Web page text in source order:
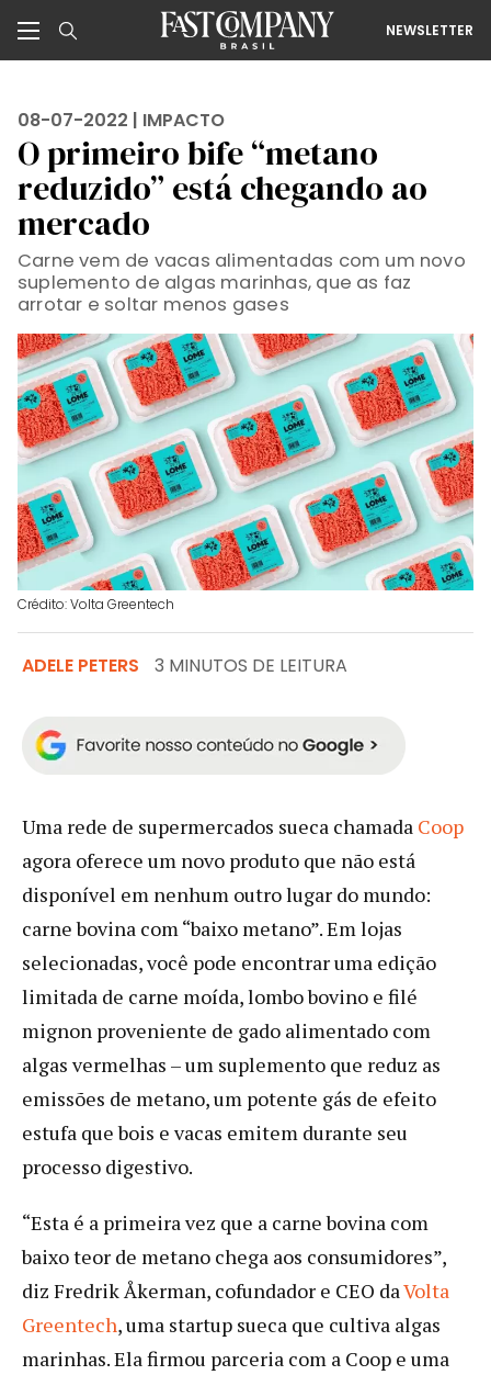
NEWSLETTER
08-07-2022 | IMPACTO
O primeiro bife “metano
reduzido” está chegando ao
mercado
Carne vem de vacas alimentadas com um novo
suplemento de algas marinhas, que as faz
arrotar e soltar menos gases
Crédito: Volta Greentech
ADELE PETERS 3 MINUTOS DE LEITURA
Uma rede de supermercados sueca chamada Coop
agora oferece um novo produto que não está
disponível em nenhum outro lugar do mundo:
carne bovina com “baixo metano”. Em lojas
selecionadas, você pode encontrar uma edição
limitada de carne moída, lombo bovino e filé
mignon proveniente de gado alimentado com
algas vermelhas – um suplemento que reduz as
emissões de metano, um potente gás de efeito
estufa que bois e vacas emitem durante seu
processo digestivo.
“Esta é a primeira vez que a carne bovina com
baixo teor de metano chega aos consumidores”,
diz Fredrik Åkerman, cofundador e CEO daVolta
Greentech, uma startup sueca que cultiva algas
marinhas. Ela firmou parceria com a Coop e uma